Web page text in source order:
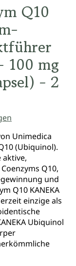
Q10
100 mg
- 2
Unimedica
(Ubiquinol).
aktive,
Q10,
und
Q10 KANEKA
einzige als
Ubiquinol